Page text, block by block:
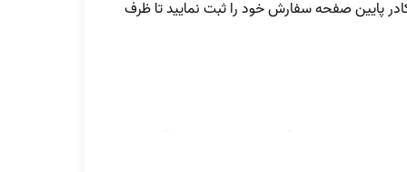
پایین صفحه سفارش خود را ثبت نمایید تا ظرف
دارد، یا یخساز آن خوب کار نمی‌کند، نگران